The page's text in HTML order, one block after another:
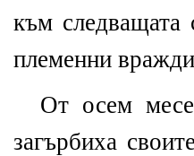
към следващата
племенни
От осем
загърбиха